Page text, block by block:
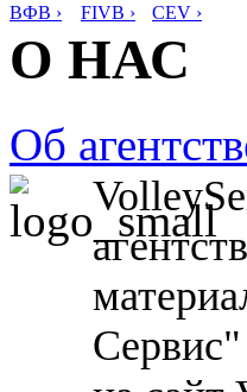
ВФВ › FIVB › CEV ›
О НАС
Об